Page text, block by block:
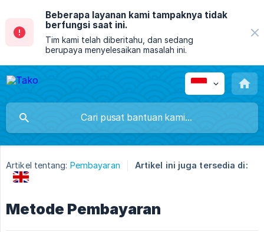
Beberapa layanan kami tampaknya tidak
berfungsi saat ini.
Tim kami telah diberitahu, dan sedang
berupaya menyelesaikan masalah ini.
Artikel tentang: Pembayaran Artikel ini juga tersedia di:
Metode Pembayaran